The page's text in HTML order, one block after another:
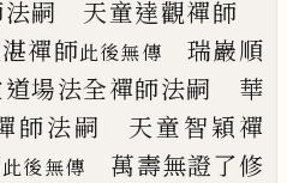
嗣
天童達觀禪師
禪師此後無傳
瑞巖順
道場法全禪師法嗣
華
師法嗣
天童智穎禪
此後無傳
萬壽無證了修